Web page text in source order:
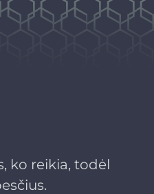
ko reikia, todėl